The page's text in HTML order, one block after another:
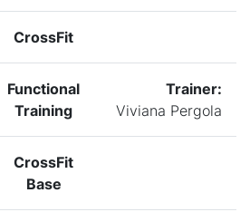
CrossFit
Functional
Training
Trainer:
Viviana Pergola
CrossFit
Base